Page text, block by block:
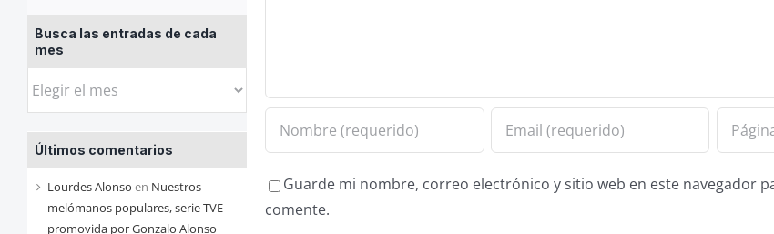
Busca las entradas de cada
mes
Busca
entradas
de
cada
mes
Últimos comentarios
Lourdes Alonso en Nuestros
melómanos populares, serie TVE
promovida por Gonzalo Alonso
Guarde mi nombre, correo electrónico y sitio web en este navegador
comente.